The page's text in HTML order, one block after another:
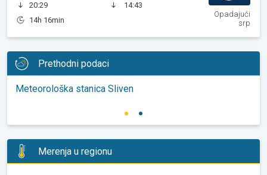
20:29
14h 16min
14:43
Opadajući
srp
Prethodni podaci
Meteorološka stanica Sliven
Merenja u regionu